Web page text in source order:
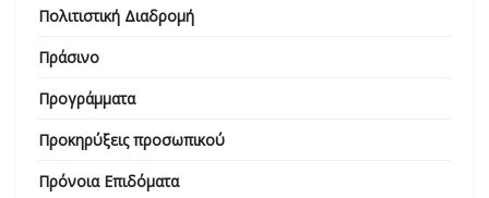
Πολιτιστική Διαδρομή
Πράσινο
Προγράμματα
Προκηρύξεις προσωπικού
Πρόνοια Επιδόματα